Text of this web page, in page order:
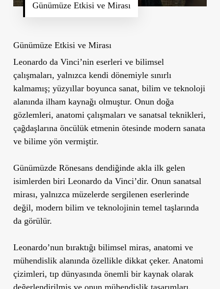
Günümüze Etkisi ve Mirası
Günümüze Etkisi ve Mirası
Leonardo da Vinci’nin eserleri ve bilimsel
çalışmaları, yalnızca kendi dönemiyle sınırlı
kalmamış; yüzyıllar boyunca sanat, bilim ve teknoloji
alanında ilham kaynağı olmuştur. Onun doğa
gözlemleri, anatomi çalışmaları ve sanatsal teknikleri,
çağdaşlarına öncülük etmenin ötesinde modern sanata
ve bilime yön vermiştir.
Günümüzde Rönesansdendiğinde akla ilk gelen
isimlerden biri Leonardo da Vinci’dir. Onun sanatsal
mirası, yalnızca müzelerde sergilenen eserlerinde
değil, modern bilim ve teknolojinin temel taşlarında
da görülür.
Leonardo’nun bıraktığı bilimsel miras, anatomi ve
mühendislik alanında özellikle dikkat çeker. Anatomi
çizimleri, tıp dünyasında önemli bir kaynak olarak